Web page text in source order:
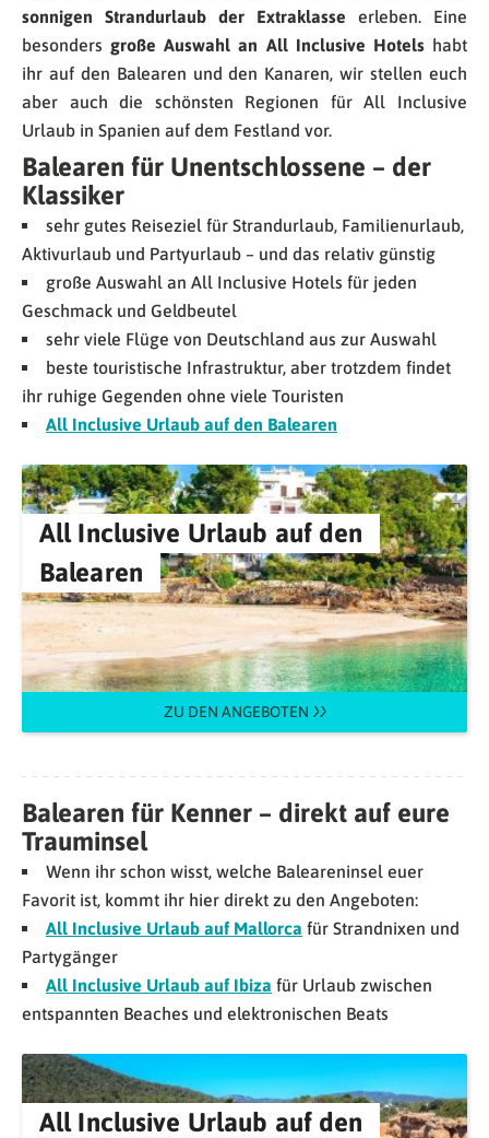
sonnigen Strandurlaub der Extraklasse erleben. Eine
besondersgroße Auswahl an All Inclusive Hotelshabt
ihr auf den Balearen und den Kanaren, wir stellen euch
aber auch die schönsten Regionen für All Inclusive
Urlaub in Spanien auf dem Festland vor.
Balearen für Unentschlossene – der
Klassiker
sehr gutes Reiseziel für Strandurlaub, Familienurlaub,
Aktivurlaub und Partyurlaub – und das relativ günstig
große Auswahl an All Inclusive Hotels für jeden
Geschmack und Geldbeutel
sehr viele Flüge von Deutschland aus zur Auswahl
beste touristische Infrastruktur, aber trotzdem findet
ihr ruhige Gegenden ohne viele Touristen
All Inclusive Urlaub auf den Balearen
All Inclusive Urlaub auf den
Balearen
ZU DEN ANGEBOTEN
Balearen für Kenner – direkt auf eure
Trauminsel
Wenn ihr schon wisst, welche Baleareninsel euer
Favorit ist, kommt ihr hier direkt zu den Angeboten:
All Inclusive Urlaub auf Mallorca für Strandnixen und
Partygänger
All Inclusive Urlaub auf Ibiza für Urlaub zwischen
entspannten Beaches und elektronischen Beats
All Inclusive Urlaub auf den